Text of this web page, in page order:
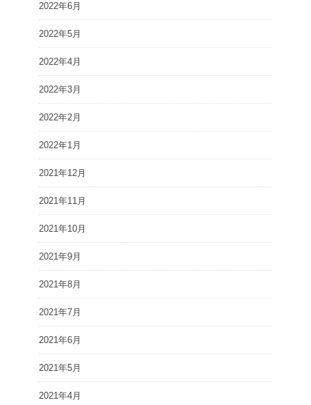
2022年6月
2022年5月
2022年4月
2022年3月
2022年2月
2022年1月
2021年12月
2021年11月
2021年10月
2021年9月
2021年8月
2021年7月
2021年6月
2021年5月
2021年4月